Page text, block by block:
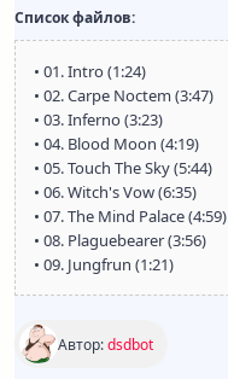
Список файлов:
• 01. Intro (1:24)
• 02. Carpe Noctem (3:47)
• 03. Inferno (3:23)
• 04. Blood Moon (4:19)
• 05. Touch The Sky (5:44)
• 06. Witch's Vow (6:35)
• 07. The Mind Palace (4:59)
• 08. Plaguebearer (3:56)
• 09. Jungfrun (1:21)
Автор:dsdbot